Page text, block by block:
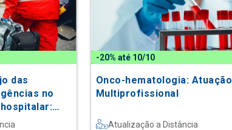
das
no
-20% até 10/10
Onco-hematologia: Atuação
Multiprofissional
Atualização a Distância